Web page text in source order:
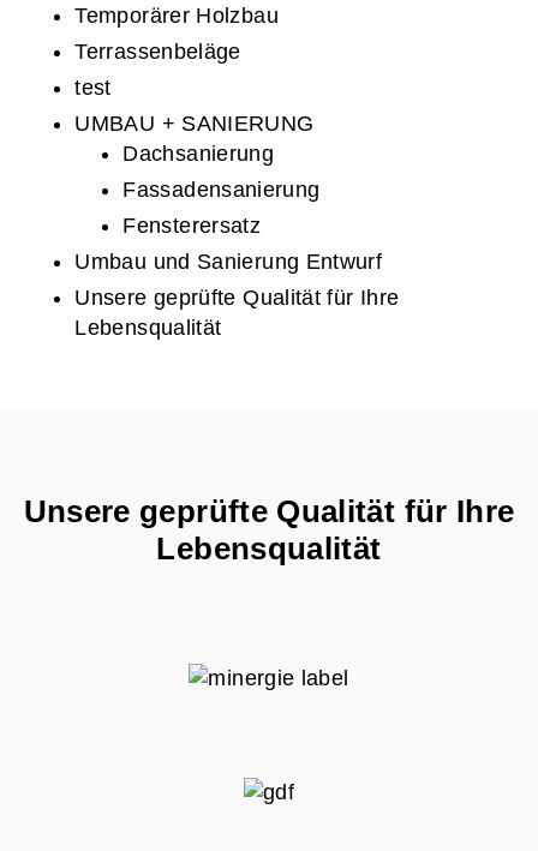
Temporärer Holzbau
Terrassenbeläge
test
UMBAU + SANIERUNG
Dachsanierung
Fassadensanierung
Fensterersatz
Umbau und Sanierung Entwurf
Unsere geprüfte Qualität für Ihre
Lebensqualität
Unsere geprüfte Qualität für Ihre
Lebensqualität